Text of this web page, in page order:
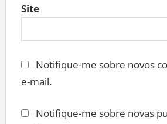
Site
Notifique-me sobre novos
e-mail.
Notifique-me sobre novas